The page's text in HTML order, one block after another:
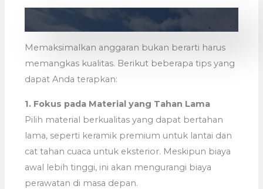
Memaksimalkan anggaran bukan berarti harus
memangkas kualitas. Berikut beberapa tips yang
dapat Anda terapkan:
1. Fokus pada Material yang Tahan Lama
Pilih material berkualitas yang dapat bertahan
lama, seperti keramik premium untuk lantai dan
cat tahan cuaca untuk eksterior. Meskipun biaya
awal lebih tinggi, ini akan mengurangi biaya
perawatan di masa depan.